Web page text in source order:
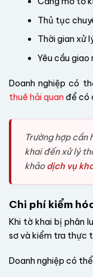
Thủ tục
Thời gian xử
Yêu cầu giao
Doanh nghiệp có
thuê hải quan để có
Trường hợp
khai đến xử lý
khảodịch vụ
Chi phí kiểm
Khi tờ khai bị phân
sơ và kiểm tra thực
Doanh nghiệp có